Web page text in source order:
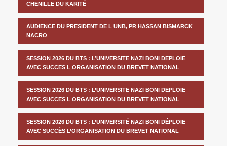
CHENILLE DU KARITÉ
AUDIENCE DU PRESIDENT DE L UNB, PR HASSAN BISMARCK
NACRO
SESSION 2026 DU BTS : L’UNIVERSITE NAZI BONI DEPLOIE
AVEC SUCCES L ORGANISATION DU BREVET NATIONAL
SESSION 2026 DU BTS : L’UNIVERSITE NAZI BONI DEPLOIE
AVEC SUCCES L ORGANISATION DU BREVET NATIONAL
SESSION 2026 DU BTS : L’UNIVERSITÉ NAZI BONI DÉPLOIE
AVEC SUCCÈS L’ORGANISATION DU BREVET NATIONAL